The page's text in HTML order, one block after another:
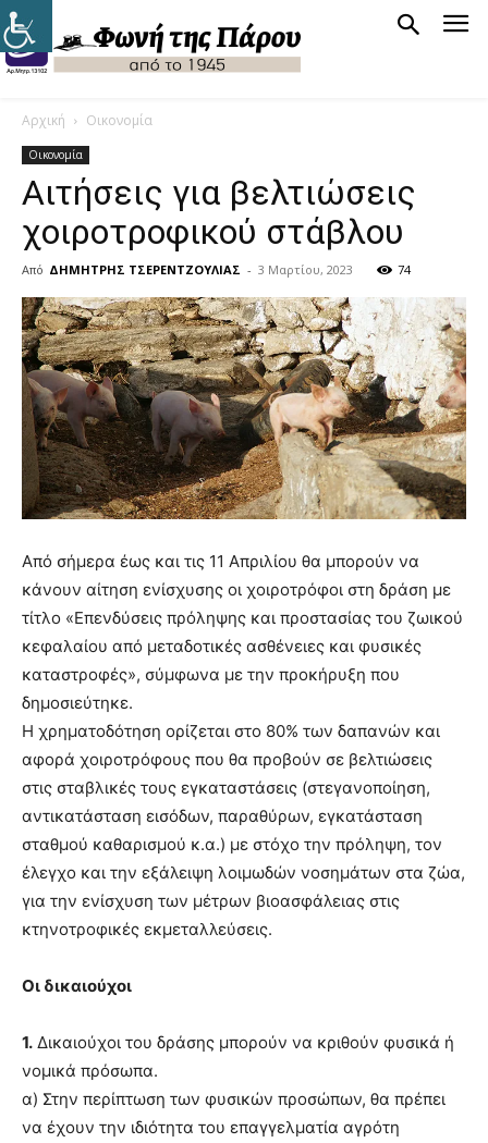
Αρχική Οικονομία
Οικονομία
Αιτήσεις για βελτιώσεις
χοιροτροφικού στάβλου
Από ΔΗΜΗΤΡΗΣ ΤΣΕΡΕΝΤΖΟΥΛΙΑΣ - 3 Μαρτίου, 2023 74
Από σήμερα έως και τις 11 Απριλίου θα μπορούν να
κάνουν αίτηση ενίσχυσης οι χοιροτρόφοι στη δράση με
τίτλο «Επενδύσεις πρόληψης και προστασίας του ζωικού
κεφαλαίου από μεταδοτικές ασθένειες και φυσικές
καταστροφές», σύμφωνα με την προκήρυξη που
δημοσιεύτηκε.
Η χρηματοδότηση ορίζεται στο 80% των δαπανών και
αφορά χοιροτρόφους που θα προβούν σε βελτιώσεις
στις σταβλικές τους εγκαταστάσεις (στεγανοποίηση,
αντικατάσταση εισόδων, παραθύρων, εγκατάσταση
σταθμού καθαρισμού κ.α.) με στόχο την πρόληψη, τον
έλεγχο και την εξάλειψη λοιμωδών νοσημάτων στα ζώα,
για την ενίσχυση των μέτρων βιοασφάλειας στις
κτηνοτροφικές εκμεταλλεύσεις.
Οι δικαιούχοι
1. Δικαιούχοι του δράσης μπορούν να κριθούν φυσικά ή
νομικά πρόσωπα.
α) Στην περίπτωση των φυσικών προσώπων, θα πρέπει
να έχουν την ιδιότητα του επαγγελματία αγρότη